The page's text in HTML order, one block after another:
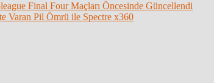
Final Four Maçları Öncesinde Güncellendi
Varan Pil Ömrü ile Spectre x360